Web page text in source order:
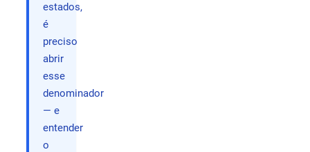
estados,
é
preciso
abrir
esse
denominador
— e
entender
o